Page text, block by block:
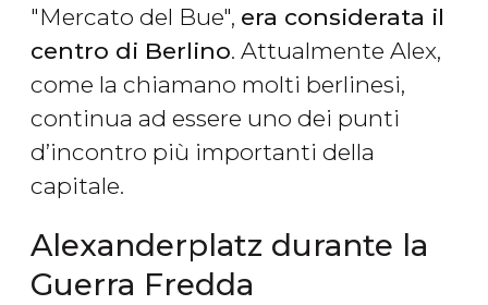
"Mercato del Bue", era considerata il
centro di Berlino. Attualmente Alex,
come la chiamano molti berlinesi,
continua ad essere uno dei punti
d’incontro più importanti della
capitale.
Alexanderplatz durante la
Guerra Fredda